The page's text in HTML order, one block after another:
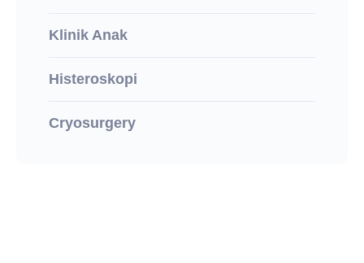
Klinik Anak
Histeroskopi
Cryosurgery